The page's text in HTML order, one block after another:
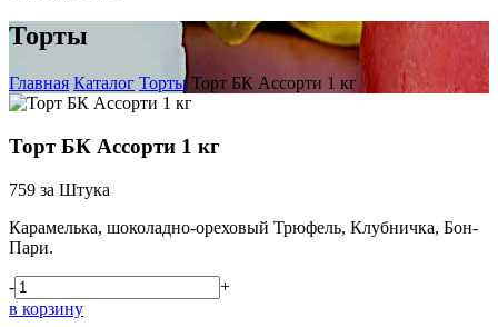
Торты
Главная Каталог Торты Торт БК Ассорти 1 кг
Торт БК Ассорти 1 кг
759 за Штука
Карамелька, шоколадно-ореховый Трюфель, Клубничка, Бон-
Пари.
-
+
в корзину